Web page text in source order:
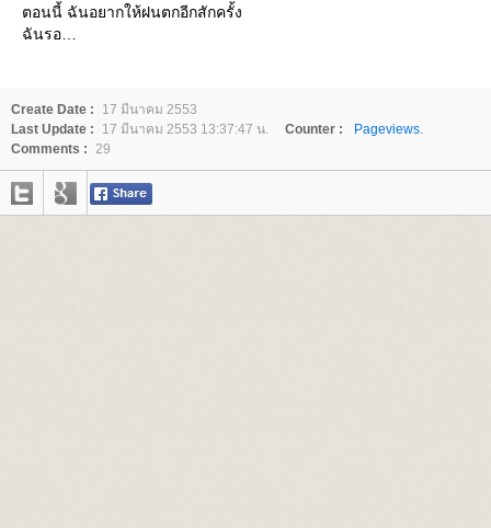
ตอนนี้ ฉันอยากให้ฝนตกอีกสักครั้ง
ฉันรอ
Create Date :
17 มีนาคม 2553
Last Update :
17 มีนาคม 2553 13:37:47 น. Counter :
Pageviews.
Comments : 29